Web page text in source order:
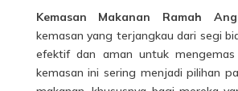
Kemasan Makanan Ramah
kemasan yang terjangkau dari segi
efektif dan aman untuk mengemas
kemasan ini sering menjadi pilihan